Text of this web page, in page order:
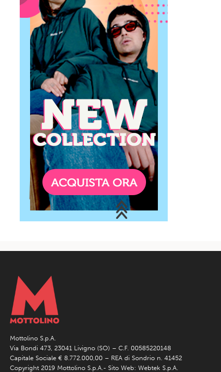
Mottolino S.p.A.
Via Bondi 473, 23041 Livigno (SO) – C.F. 00585220148
Capitale Sociale € 8.772.000,00 – REA di Sondrio n. 41452
Copyright 2019 Mottolino S.p.A.- Sito Web: Webtek S.p.A.